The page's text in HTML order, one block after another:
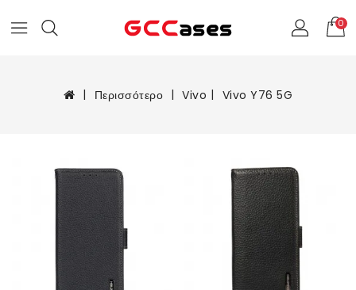
0
Περισσότερο Vivo Vivo Y76 5G